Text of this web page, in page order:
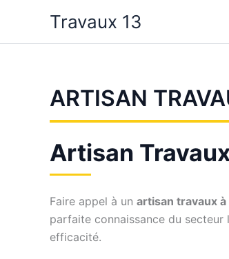
contenu
Travaux 13
ARTISAN
Artisan
Faire appel à un artisan travaux à
parfaite connaissance du
efficacité.